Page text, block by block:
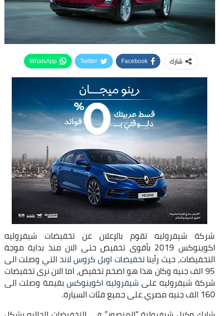
شارك Facebook
Twitter
WhatsApp
شركة شيفروليه تقوم بالإعلان عن تخفيضات شيفروليه
اكوينوكس 2019 بأقوى تخفيض حتى الان منذ بداية موجة
التخفيضات، حيث رأيناتخفيضات اوبل كروس لاندالتي وصلت الى
95 الف جنيه وكان هذا هو اضخم تخفيض، اما الان نرى تخفيضات
شركة شيفروليه علىشيفروليه اكوينوكسبقيمة وصلت الى
160 الف جنيه مصري على جميع فئات السيارة.